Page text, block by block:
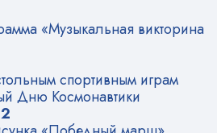
«Музыкальная викторина
спортивным играм
Дню Космонавтики